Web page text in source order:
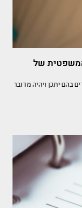
המשפטית של
בהם יתכן ויהיה מדובר